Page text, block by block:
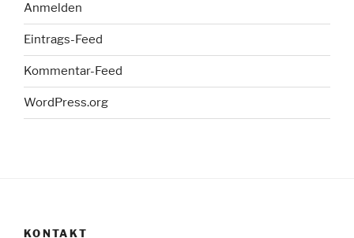
Anmelden
Eintrags-Feed
Kommentar-Feed
WordPress.org
KONTAKT